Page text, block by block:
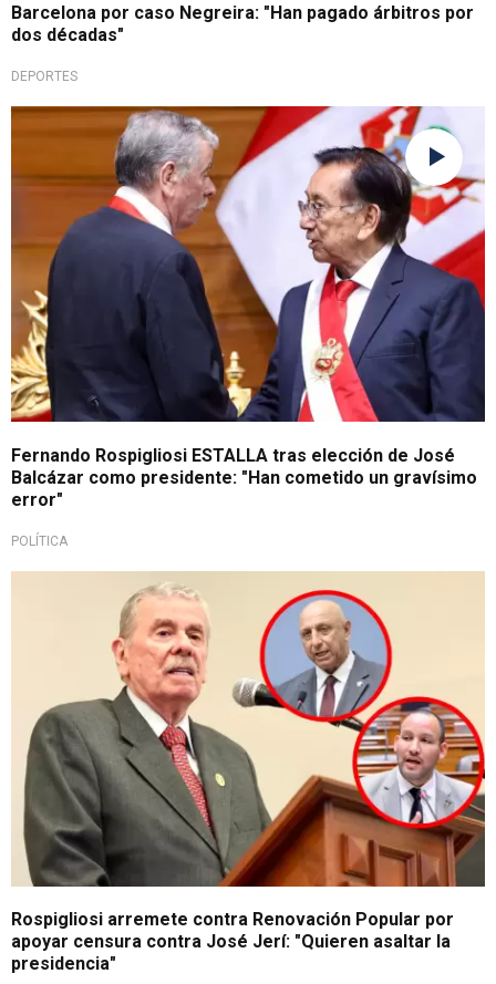
Barcelona por caso Negreira: "Han pagado árbitros por
dos décadas"
DEPORTES
Fernando Rospigliosi ESTALLA tras elección de José
Balcázar como presidente: "Han cometido un gravísimo
error"
POLÍTICA
Tensión por censura
Rospigliosi arremete contra Renovación Popular por
apoyar censura contra José Jerí: "Quieren asaltar la
presidencia"